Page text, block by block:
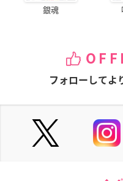
銀魂
フォローしてよ